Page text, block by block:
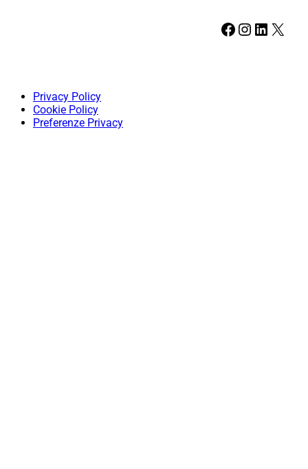
Facebook Instagram LinkedIn X
Privacy Policy
Cookie Policy
Preferenze Privacy